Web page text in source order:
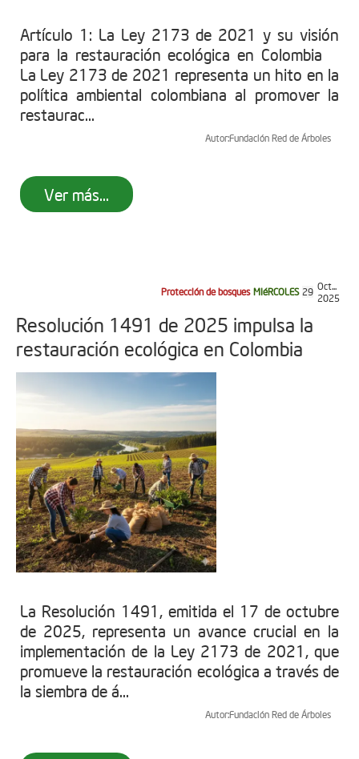
Artículo 1: La Ley 2173 de 2021 y su visión
para la restauración ecológica en Colombia
La Ley 2173 de 2021 representa un hito en la
política ambiental colombiana al promover la
restaurac...
Autor:Fundación Red de Árboles
Ver más...
Protección de bosques MIéRCOLES 29 Oct...
2025
Resolución 1491 de 2025 impulsa la
restauración ecológica en Colombia
La Resolución 1491, emitida el 17 de octubre
de 2025, representa un avance crucial en la
implementación de la Ley 2173 de 2021, que
promueve la restauración ecológica a través de
la siembra de á...
Autor:Fundación Red de Árboles